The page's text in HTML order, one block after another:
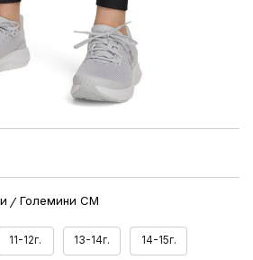
Големини CM
11-12г. 13-14г. 14-15г.